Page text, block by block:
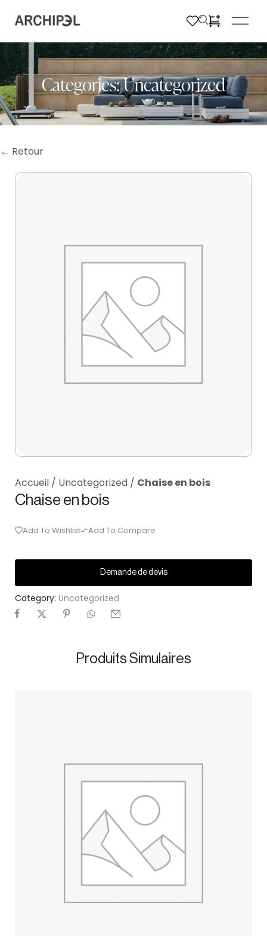
Categories:Uncategorized
← Retour
Accueil / Uncategorized / Chaise en bois
Chaise en bois
Add To Wishlist Add To Compare
Demande de devis
Category: Uncategorized
Produits Simulaires